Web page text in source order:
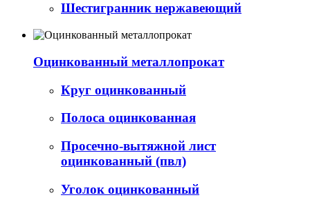
Шестигранник нержавеющий
Оцинкованный металлопрокат
Круг оцинкованный
Полоса оцинкованная
Просечно-вытяжной лист
оцинкованный (пвл)
Уголок оцинкованный